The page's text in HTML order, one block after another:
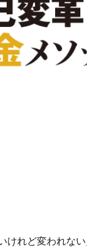
けれど変われな